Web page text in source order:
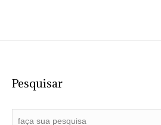
Pesquisar